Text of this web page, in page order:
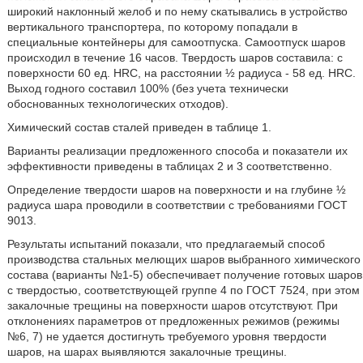
широкий наклонный желоб и по нему скатывались в устройство
вертикального транспортера, по которому попадали в
специальные контейнеры для самоотпуска. Самоотпуск шаров
происходил в течение 16 часов. Твердость шаров составила: с
поверхности 60 ед. HRC, на расстоянии ½ радиуса - 58 ед. HRC.
Выход годного составил 100% (без учета технически
обоснованных технологических отходов).
Химический состав сталей приведен в таблице 1.
Варианты реализации предложенного способа и показатели их
эффективности приведены в таблицах 2 и 3 соответственно.
Определение твердости шаров на поверхности и на глубине ½
радиуса шара проводили в соответствии с требованиями ГОСТ
9013.
Результаты испытаний показали, что предлагаемый способ
производства стальных мелющих шаров выбранного химического
состава (варианты №1-5) обеспечивает получение готовых шаров
с твердостью, соответствующей группе 4 по ГОСТ 7524, при этом
закалочные трещины на поверхности шаров отсутствуют. При
отклонениях параметров от предложенных режимов (режимы
№6, 7) не удается достигнуть требуемого уровня твердости
шаров, на шарах выявляются закалочные трещины.